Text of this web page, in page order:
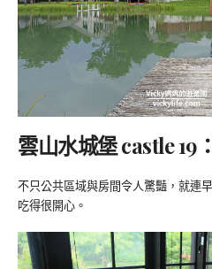
雲山水城堡 castle 19
不只公共區域與房間令人驚豔，就連
吃得很開心。